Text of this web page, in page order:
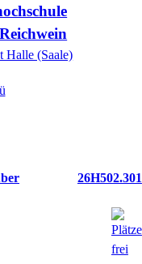
Halle (Saale)
26H502.301